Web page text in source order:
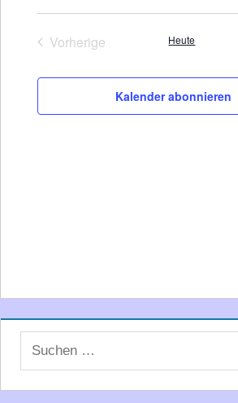
Datum
wählen.
Vorherige
Heute
Kalender abonnieren